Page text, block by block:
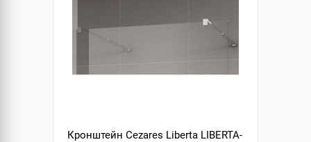
Кронштейн Cezares Liberta LIBERTA-